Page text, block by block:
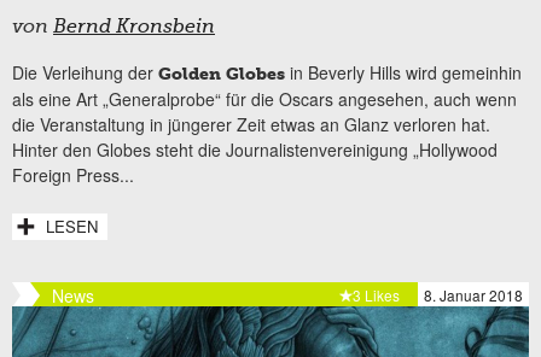
von Bernd Kronsbein
Die Verleihung der Golden Globes in Beverly Hills wird gemeinhin
als eine Art „Generalprobe“ für die Oscars angesehen, auch wenn
die Veranstaltung in jüngerer Zeit etwas an Glanz verloren hat.
Hinter den Globes steht die Journalistenvereinigung „Hollywood
Foreign Press...
LESEN
News 8. Januar 2018
3 Likes